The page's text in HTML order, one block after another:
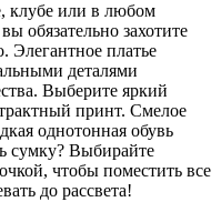
клубе или в любом
обязательно захотите
Элегантное платье
деталями
Выберите яркий
принт. Смелое
однотонная обувь
сумку? Выбирайте
чтобы поместить все
до рассвета!